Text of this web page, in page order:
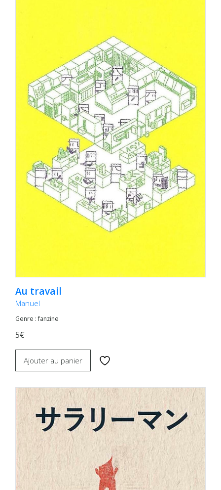
Au travail
Manuel
Genre : fanzine
5€
Ajouter au panier